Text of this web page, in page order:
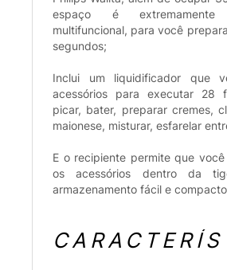
espaço é
multifuncional, para você
segundos;
Inclui um liquidificador que
acessórios para executar 28
picar, bater, preparar cremes,
maionese, misturar, esfarelar
E o recipiente permite que
os acessórios dentro da
armazenamento fácil e